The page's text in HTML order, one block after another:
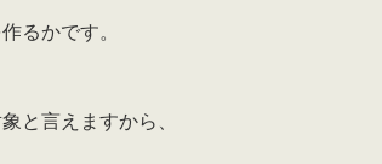
るかです。
と言えますから、